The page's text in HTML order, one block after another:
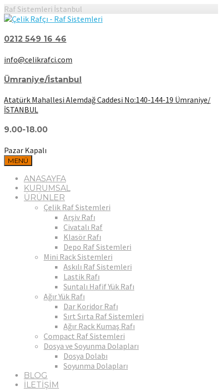
Raf Sistemleri İstanbul
0212 549 16 46
info@celikrafci.com
Ümraniye/İstanbul
Atatürk Mahallesi Alemdağ Caddesi No:140-144-19 Ümraniye/
İSTANBUL
9.00-18.00
Pazar Kapalı
MENÜ
ANASAYFA
KURUMSAL
ÜRÜNLER
Çelik Raf Sistemleri
Arşiv Rafı
Civatalı Raf
Klasör Rafı
Depo Raf Sistemleri
Mini Rack Sistemleri
Askılı Raf Sistemleri
Lastik Rafı
Suntalı Hafif Yük Rafı
Ağır Yük Rafı
Dar Koridor Rafı
Sırt Sırta Raf Sistemleri
Ağır Rack Kumaş Rafı
Compact Raf Sistemleri
Dosya ve Soyunma Dolapları
Dosya Dolabı
Soyunma Dolapları
BLOG
İLETİŞİM